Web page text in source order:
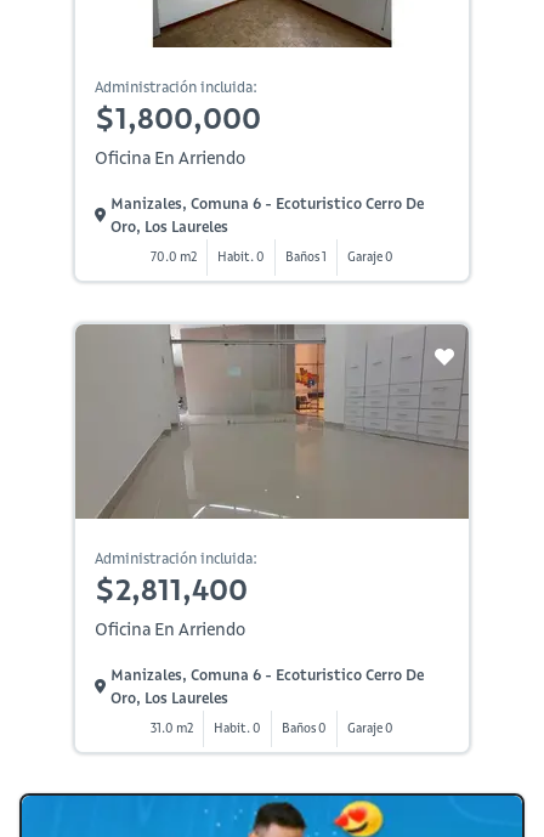
Administración incluida:
$1,800,000
Oficina En Arriendo
Manizales, Comuna 6 - Ecoturistico Cerro De
Oro, Los Laureles
70.0 m2 Habit. 0 Baños 1 Garaje 0
Administración incluida:
$2,811,400
Oficina En Arriendo
Manizales, Comuna 6 - Ecoturistico Cerro De
Oro, Los Laureles
31.0 m2 Habit. 0 Baños 0 Garaje 0